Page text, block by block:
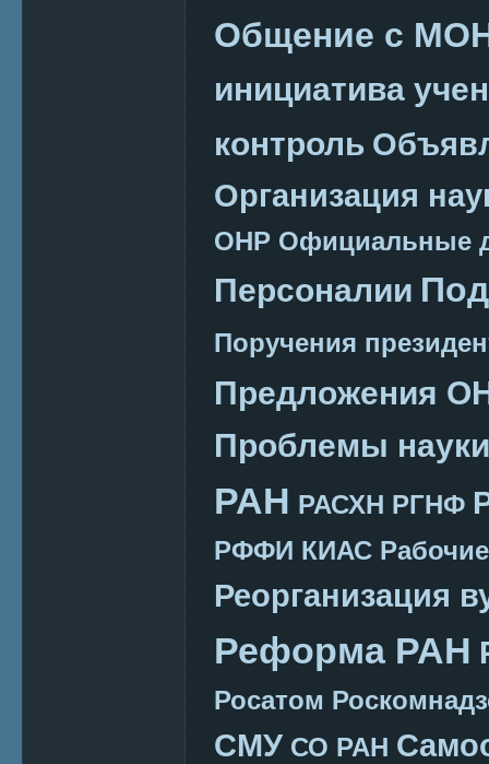
Общение с
инициатива
контроль
Организация
ОНР Официальные
Персоналии
Поручения
Предложения
Проблемы науки
РАН РАСХН РГНФ
РФФИ КИАС
Реорганизация
Реформа РАН
Росатом
СМУ СО РАН